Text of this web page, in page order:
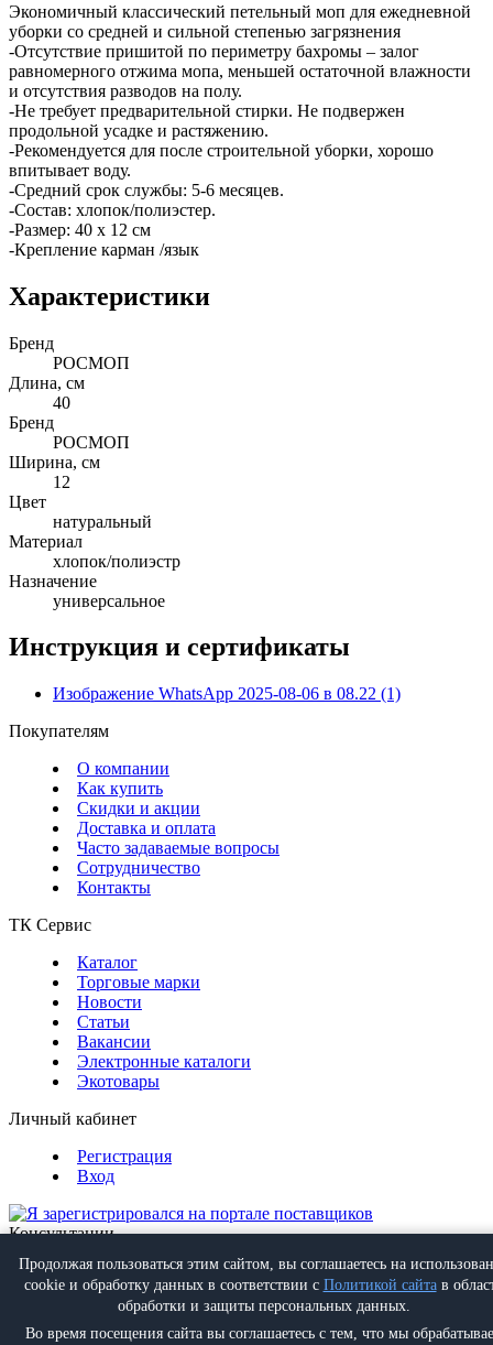
Экономичный классический петельный моп для ежедневной
уборки со средней и сильной степенью загрязнения
-Отсутствие пришитой по периметру бахромы – залог
равномерного отжима мопа, меньшей остаточной влажности
и отсутствия разводов на полу.
-Не требует предварительной стирки. Не подвержен
продольной усадке и растяжению.
-Рекомендуется для после строительной уборки, хорошо
впитывает воду.
-Средний срок службы: 5-6 месяцев.
-Состав: хлопок/полиэстер.
-Размер: 40 х 12 см
-Крепление карман /язык
Характеристики
Бренд
РОСМОП
Длина, см
40
Бренд
РОСМОП
Ширина, см
12
Цвет
натуральный
Материал
хлопок/полиэстр
Назначение
универсальное
Инструкция и сертификаты
Изображение WhatsApp 2025-08-06 в 08.22 (1)
Покупателям
О компании
Как купить
Скидки и акции
Доставка и оплата
Часто задаваемые вопросы
Сотрудничество
Контакты
ТК Сервис
Каталог
Торговые марки
Новости
Статьи
Вакансии
Электронные каталоги
Экотовары
Личный кабинет
Регистрация
Вход
Консультации
Позвонить +7 (495) 988-07-08
Написатьinfo@proff-comfort.ru
Продолжая пользоваться этим сайтом, вы соглашаетесь на
cookie и обработку данных в соответствии с Политикой сайтав
обработки и защиты персональных данных.
Во время посещения сайта вы соглашаетесь с тем, что мы